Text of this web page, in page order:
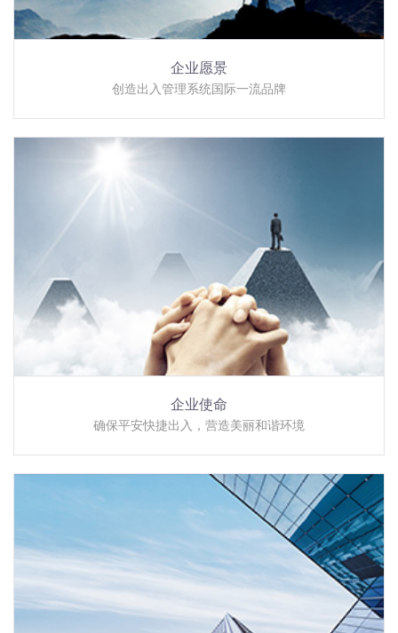
企业愿景
创造出入管理系统国际一流品牌
企业使命
确保平安快捷出入，营造美丽和谐环境